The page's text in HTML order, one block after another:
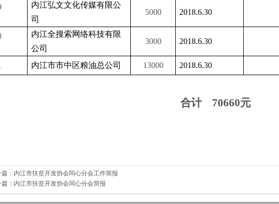
内江弘文文化传媒有限公
司
5000 2018.6.30
内江全搜索网络科技有限
公司
3000 2018.6.30
内江市市中区粮油总公司 13000 2018.6.30
合计70660元
： 内江市扶贫开发协会同心分会工作简报
： 内江市扶贫开发协会同心分会简报